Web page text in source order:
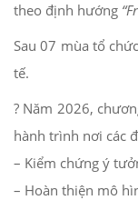
theo định hướng
Sau 07 mùa tổ
tế.
? Năm 2026,
hành trình nơi các
– Kiểm chứng ý
– Hoàn thiện mô